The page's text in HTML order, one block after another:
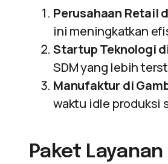
Perusahaan Retail
ini meningkatkan
Startup Teknologi
SDM yang lebih
Manufaktur di
waktu idle produksi
Paket